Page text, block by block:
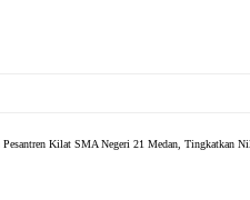
Pesantren Kilat SMA Negeri 21 Medan, Tingkatkan